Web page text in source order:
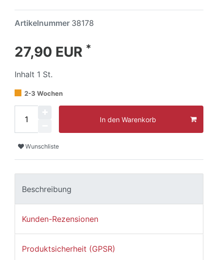
Artikelnummer 38178
27,90 EUR *
Inhalt 1 St.
2-3 Wochen
In den Warenkorb
Wunschliste
Beschreibung
Kunden-Rezensionen
Produktsicherheit (GPSR)